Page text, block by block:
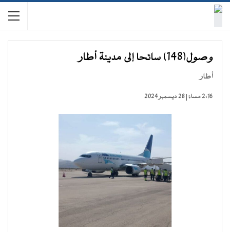
وصول(148) سائحا إلى مدينة أطار
أطار
2:16 مساءً | 28 ديسمبر 2024